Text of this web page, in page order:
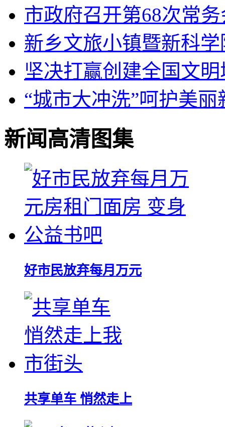
市政府召开第68次常
新乡文旅小镇暨新科
坚决打赢创建全国文
“城市大冲洗”呵护美丽
新闻高清图集
好市民放弃每月万元
共享单车 悄然走上